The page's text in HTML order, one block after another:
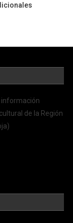
información
de la Región